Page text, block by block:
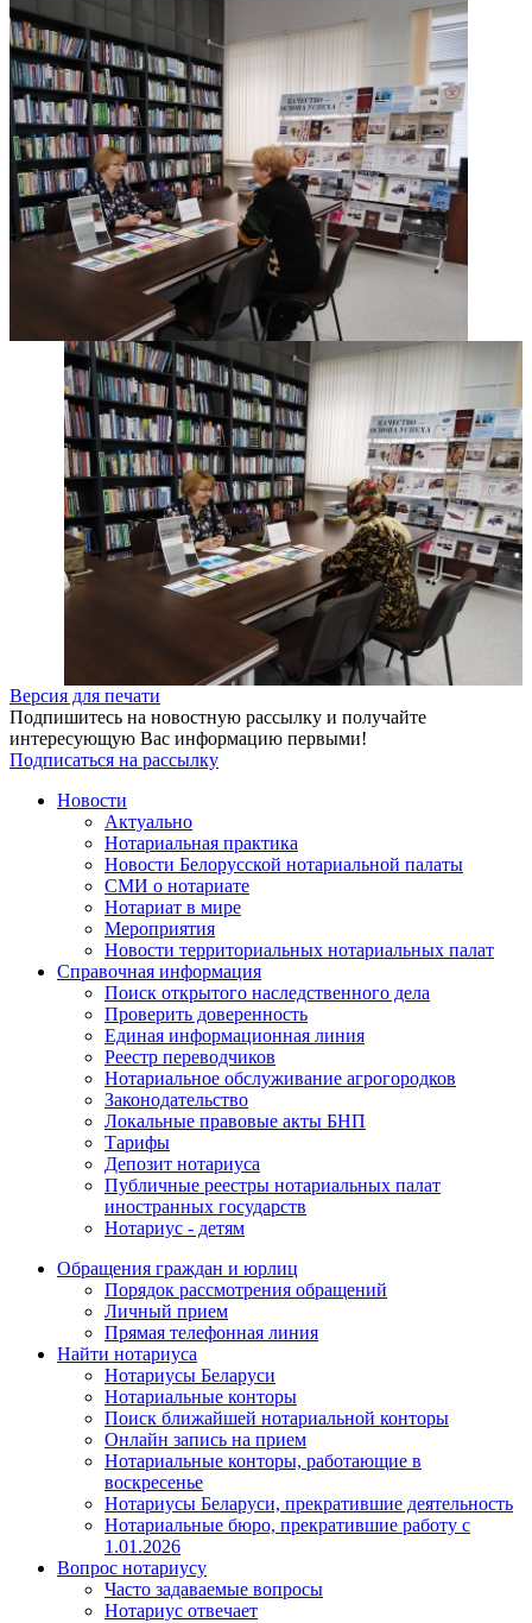
Версия для печати
Подпишитесь на новостную рассылку и получайте
интересующую Вас информацию первыми!
Подписаться на рассылку
Новости
Актуально
Нотариальная практика
Новости Белорусской нотариальной палаты
СМИ о нотариате
Нотариат в мире
Мероприятия
Новости территориальных нотариальных палат
Справочная информация
Поиск открытого наследственного дела
Проверить доверенность
Единая информационная линия
Реестр переводчиков
Нотариальное обслуживание агрогородков
Законодательство
Локальные правовые акты БНП
Тарифы
Депозит нотариуса
Публичные реестры нотариальных палат
иностранных государств
Нотариус - детям
Обращения граждан и юрлиц
Порядок рассмотрения обращений
Личный прием
Прямая телефонная линия
Найти нотариуса
Нотариусы Беларуси
Нотариальные конторы
Поиск ближайшей нотариальной конторы
Онлайн запись на прием
Нотариальные конторы, работающие в
воскресенье
Нотариусы Беларуси, прекратившие деятельность
Нотариальные бюро, прекратившие работу с
1.01.2026
Вопрос нотариусу
Часто задаваемые вопросы
Нотариус отвечает